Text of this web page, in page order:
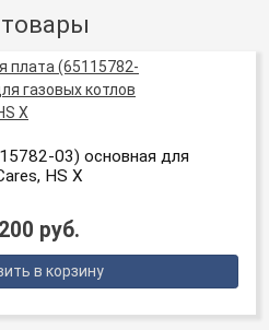
03) основная для
HS X
руб.
в корзину